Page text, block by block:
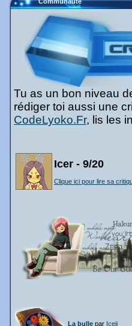
Tu as un bon niveau
rédiger toi aussi une
CodeLyoko.Fr, lis les
Icer - 9/20
Clique ici pour lire sa
La bulle par Icejj